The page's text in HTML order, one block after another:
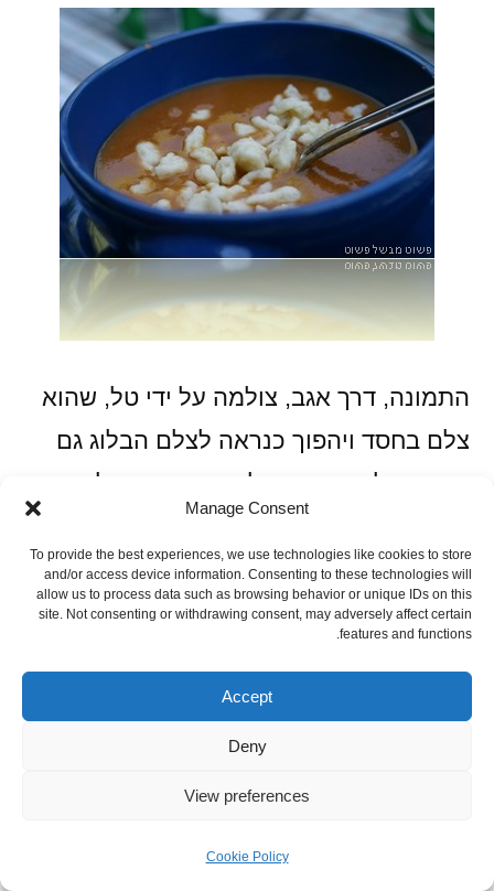
Manage Consent
To provide the best experiences, we use technologies like cookies to store
and/or access device information. Consenting to these technologies will
allow us to process data such as browsing behavior or unique IDs on this
site. Not consenting or withdrawing consent, may adversely affect certain
features and functions.
Accept
Deny
View preferences
Cookie Policy
התמונה, דרך אגב, צולמה על ידי טל, שהוא
צלם בחסד ויהפוך כנראה לצלם הבלוג גם
אם הוא לא רוצה. או לפחות, הוא ייאלץ
ללמד אותי לצלם ברמה שהוא מצלם, אם
אפשר לעשות את זה במצלמה המצ'וקמקת
שלי.
כשאני מבשל צלי, אני לא אוהב לחתוך את
הבשר לקוביות לפני הבישול, אלא לבשל את
הסיבה היא שכשסוגרים נתח גדול ומבשלים